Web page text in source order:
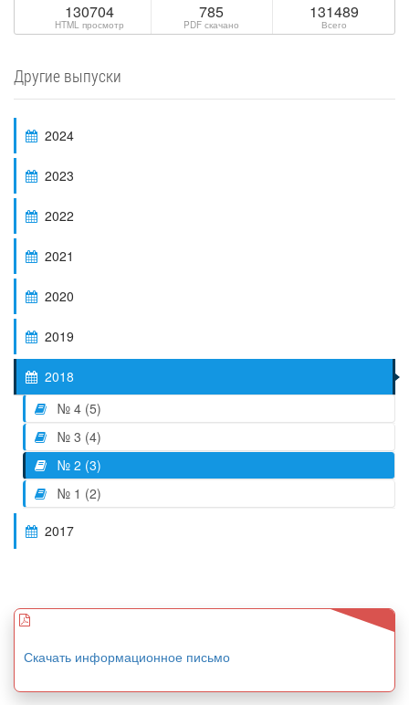
130704
HTML просмотр
785
PDF скачано
131489
Всего
Другие выпуски
2024
2023
2022
2021
2020
2019
2018
№ 4 (5)
№ 3 (4)
№ 2 (3)
№ 1 (2)
2017
Скачать информационное письмо